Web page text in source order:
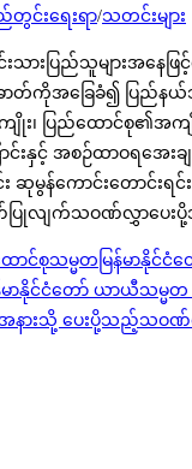
ည်တွင်းရေးရာ/သတင်းများ
သားပြည်သူများအနေဖ
ာတ်ကိုအခြေခံ၍ ပြည်နယ်
း၊ ပြည်ထောင်စု၏အက
ာင်းနှင့် အစဉ်ထာဝရအေးခ
င်း ဆုမွန်ကောင်းတောင်းရင်
ပြုလျက်သဝဏ်လွှာပေး
ောင်စုသမ္မတမြန်မာနိုင်
မာနိုင်ငံတော် ယာယီသမ္မတ
နားသို့ ပေးပို့သည့်သဝဏ်